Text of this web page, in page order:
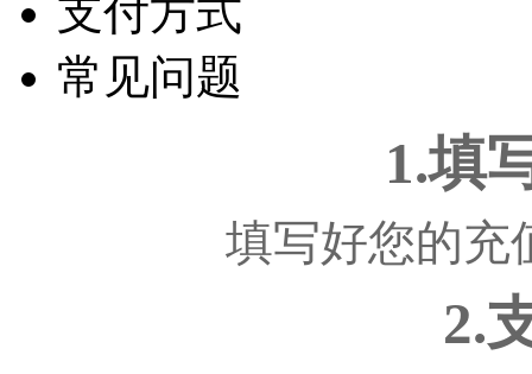
支付方式
常见问题
1.填
填写好您的充
2.